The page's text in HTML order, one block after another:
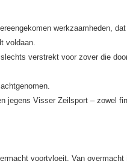
werkzaamheden,
voldaan.
verstrekt voor zover die
jegens Visser Zeilsport – zowel
voortvloeit. Van